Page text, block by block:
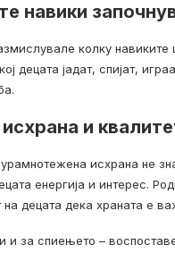
навики
колку навиките
децата јадат, спијат,
и
исхрана не
енергија и интерес.
на децата дека храната е
и за спиењето –